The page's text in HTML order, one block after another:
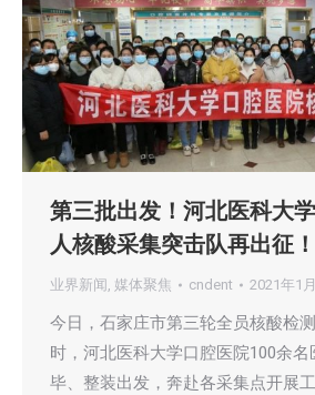
第三批出发！河北医科大
人核酸采集突击队再出征！
业界新闻 , 媒体聚焦 cndent 2021年1
今日，石家庄市第三轮全员核酸检
时，河北医科大学口腔医院100余
毕、整装出发，奔赴各采集点开展